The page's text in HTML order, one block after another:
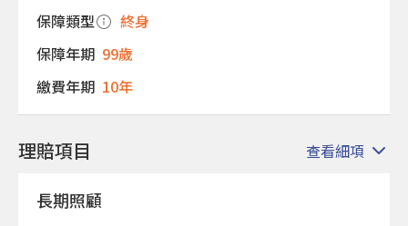
保障類型
終身
保障年期 99歲
繳費年期 10年
理賠項目 查看細項
長期照顧